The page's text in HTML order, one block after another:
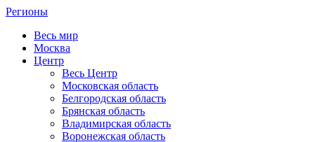
Регионы
Весь мир
Москва
Центр
Весь Центр
Московская область
Белгородская область
Брянская область
Владимирская область
Воронежская область